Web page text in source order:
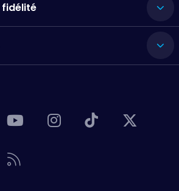
fidélité